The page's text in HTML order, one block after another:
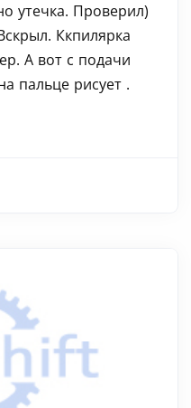
утечка. Проверил)
Ккпилярка
А вот с подачи
пальце рисует .